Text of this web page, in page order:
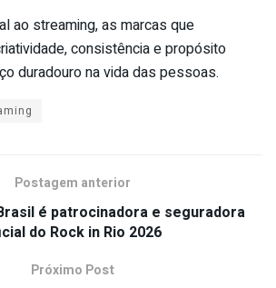
ao streaming, as marcas que
consistência e propósito
duradouro na vida das pessoas.
Postagem anterior
é patrocinadora e seguradora
do Rock in Rio 2026
Próximo Post